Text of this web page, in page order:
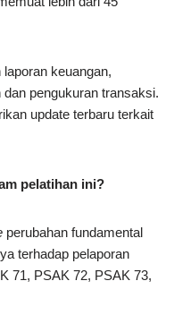
keuangan,
pengukuran transaksi.
update terbaru terkait
pelatihan ini?
perubahan fundamental
terhadap pelaporan
71, PSAK 72, PSAK 73,